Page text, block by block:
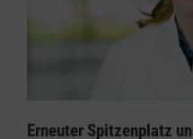
Erneuter Spitzenplatz